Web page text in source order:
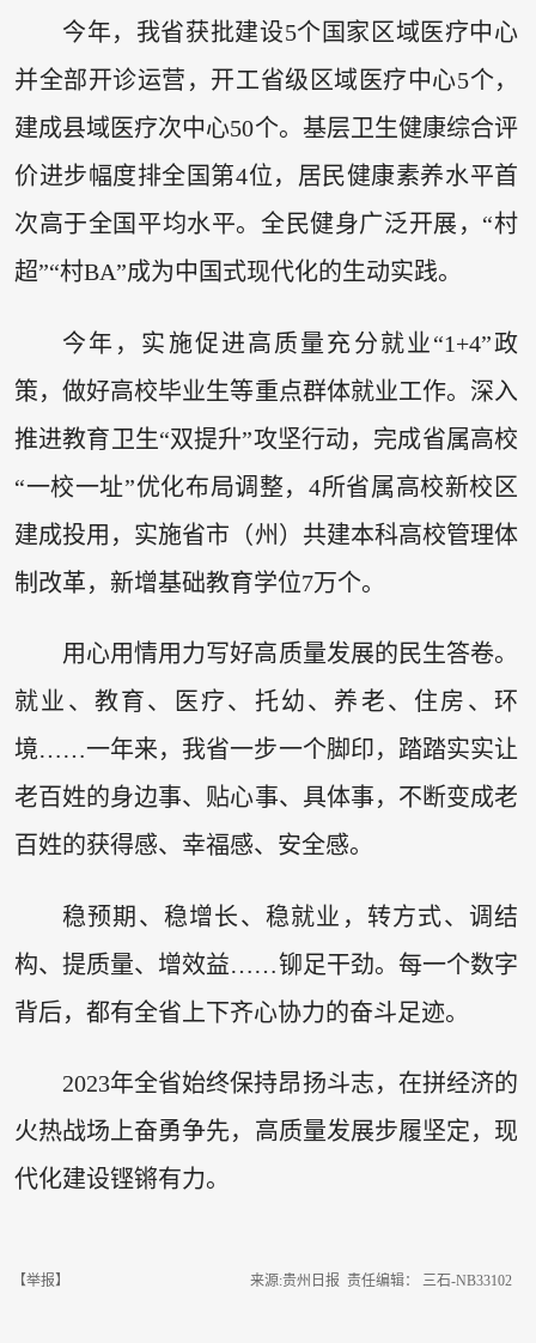
今年，我省获批建设5个国家区域医疗中心
并全部开诊运营，开工省级区域医疗中心5个，
建成县域医疗次中心50个。基层卫生健康综合评
价进步幅度排全国第4位，居民健康素养水平首
次高于全国平均水平。全民健身广泛开展，“村
超”“村BA”成为中国式现代化的生动实践。
今年，实施促进高质量充分就业“1+4”政
策，做好高校毕业生等重点群体就业工作。深入
推进教育卫生“双提升”攻坚行动，完成省属高校
“一校一址”优化布局调整，4所省属高校新校区
建成投用，实施省市（州）共建本科高校管理体
制改革，新增基础教育学位7万个。
用心用情用力写好高质量发展的民生答卷。
就业、教育、医疗、托幼、养老、住房、环
境……一年来，我省一步一个脚印，踏踏实实让
老百姓的身边事、贴心事、具体事，不断变成老
百姓的获得感、幸福感、安全感。
稳预期、稳增长、稳就业，转方式、调结
构、提质量、增效益……铆足干劲。每一个数字
背后，都有全省上下齐心协力的奋斗足迹。
2023年全省始终保持昂扬斗志，在拼经济的
火热战场上奋勇争先，高质量发展步履坚定，现
代化建设铿锵有力。
【举报】 来源:贵州日报 责任编辑： 三石-NB33102